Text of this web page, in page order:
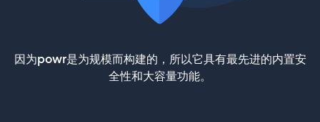
因为powr是为规模而构建的，所以它具有最先进的内置安
全性和大容量功能。